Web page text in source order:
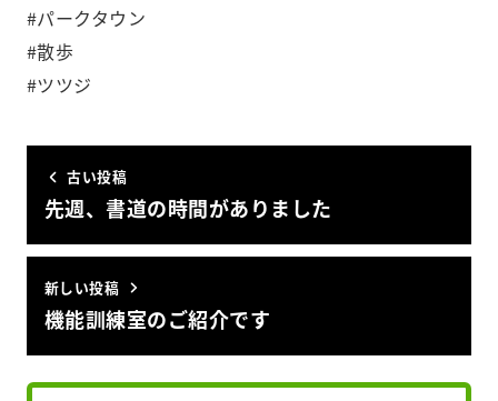
#パークタウン
#散歩
#ツツジ
古い投稿
先週、書道の時間がありました
新しい投稿
機能訓練室のご紹介です️